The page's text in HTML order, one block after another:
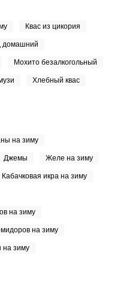
Квас из цикория
домашний
Мохито безалкогольный
Хлебный квас
на зиму
Джемы Желе на зиму
Кабачковая икра на зиму
на зиму
на зиму
зиму